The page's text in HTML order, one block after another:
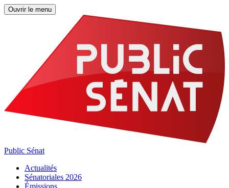
Ouvrir le menu
Public Sénat
Actualités
Sénatoriales 2026